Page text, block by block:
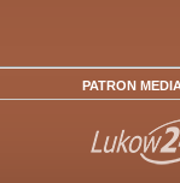
PATRON